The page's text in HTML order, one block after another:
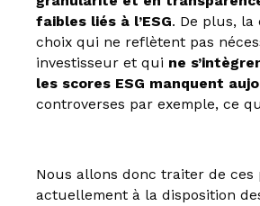
faibles liés à l’ESG. De plus, la
choix qui ne reflètent pas
investisseur et qui ne
les scores ESG manquent
controverses par exemple, ce
Nous allons donc traiter de
actuellement à la disposition